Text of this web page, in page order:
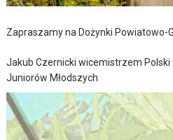
Zapraszamy na Dożynki Powiatowo-
Jakub Czernicki wicemistrzem
Juniorów Młodszych